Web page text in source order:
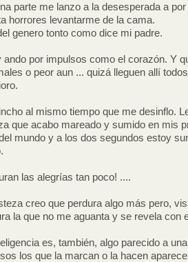
parte me lanzo a la desesperada a
horrores levantarme de la cama.
genero tonto como dice mi padre.
ando por impulsos como el corazón. Y
o peor aun ... quizá lleguen allí
al mismo tiempo que me desinflo.
que acabo mareado y sumido en mis
mundo y a los dos segundos estoy
las alegrías tan poco! ....
creo que perdura algo más pero,
la que no me aguanta y se revela con
es, también, algo parecido a
los que la marcan o la hacen